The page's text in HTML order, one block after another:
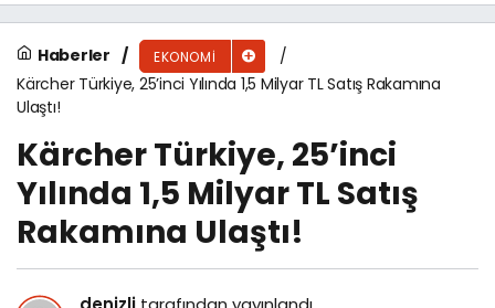
Haberler EKONOMI
Kärcher Türkiye, 25’inci Yılında 1,5 Milyar TL Satış Rakamına
Ulaştı!
Kärcher Türkiye, 25’inci
Yılında 1,5 Milyar TL Satış
Rakamına Ulaştı!